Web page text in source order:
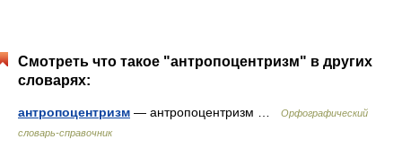
Смотреть что такое "антропоцентризм" в других
словарях:
антропоцентризм — антропоцентризм …
Орфографический
словарь-справочник